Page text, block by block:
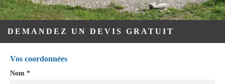
DEMANDEZ UN DEVIS GRATUIT
Vos coordonnées
Nom *